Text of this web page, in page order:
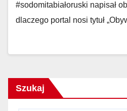
#sodomitabiałoruski napisał
dlaczego portal nosi tytuł
Szukaj